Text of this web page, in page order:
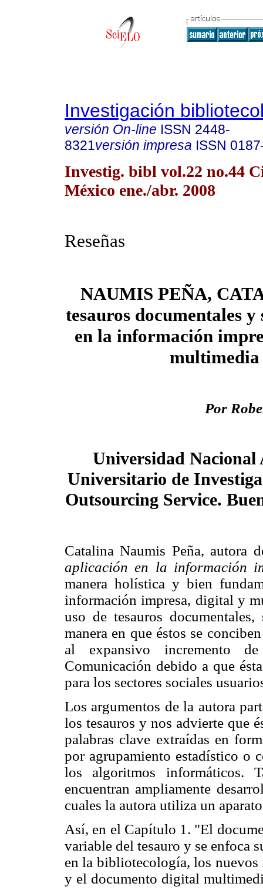
Investigación
versión On-line ISSN 2448-
8321versión impresa ISSN
Investig. bibl vol.22 no.44
México ene./abr. 2008
Reseñas
NAUMIS PEÑA,
tesauros documentales
en la información
multimedia
Por
Universidad Nacional
Universitario de
Outsourcing Service.
Catalina Naumis Peña, autora
aplicación en la información
manera holística y bien
información impresa, digital y
uso de tesauros
manera en que éstos se
al expansivo incremento
Comunicación debido a que
para los sectores sociales
Los argumentos de la autora
los tesauros y nos advierte que
palabras clave extraídas en
por agrupamiento estadístico o
los algoritmos informáticos.
encuentran ampliamente
cuales la autora utiliza un
Así, en el Capítulo 1. "El
variable del tesauro y se enfoca
en la bibliotecología, los nuevos
y el documento digital